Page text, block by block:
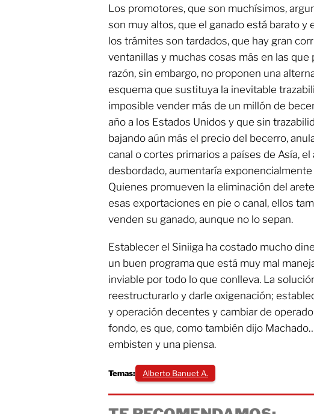
Los promotores, que son muchísimos,
son muy altos, que el ganado está barato y
los trámites son tardados, que hay gran
ventanillas y muchas cosas más en las
razón, sin embargo, no proponen una
esquema que sustituya la inevitable
imposible vender más de un millón de
año a los Estados Unidos y que sin
bajando aún más el precio del becerro,
canal o cortes primarios a países de Asía,
desbordado, aumentaría
Quienes promueven la eliminación del
esas exportaciones en pie o canal, ellos
venden su ganado, aunque no lo sepan.
Establecer el Siniiga ha costado mucho
un buen programa que está muy mal
inviable por todo lo que conlleva. La
reestructurarlo y darle oxigenación;
y operación decentes y cambiar de
fondo, es que, como también dijo
embisten y una piensa.
Temas: Alberto Banuet A.